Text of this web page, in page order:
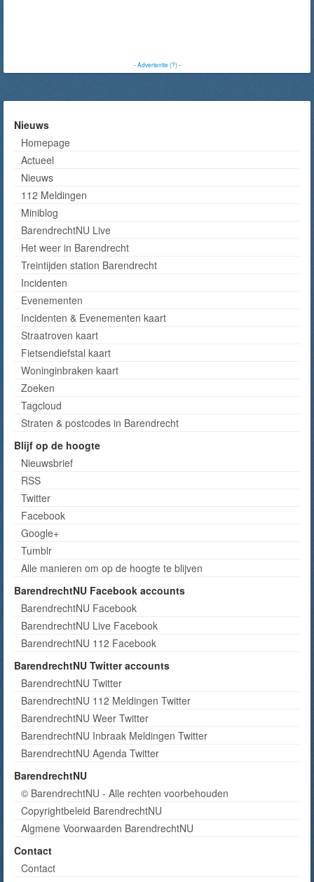
-Advertentie (?)-
Nieuws
Homepage
Actueel
Nieuws
112 Meldingen
Miniblog
BarendrechtNU Live
Het weer in Barendrecht
Treintijden station Barendrecht
Incidenten
Evenementen
Incidenten & Evenementen kaart
Straatroven kaart
Fietsendiefstal kaart
Woninginbraken kaart
Zoeken
Tagcloud
Straten & postcodes in Barendrecht
Blijf op de hoogte
Nieuwsbrief
RSS
Twitter
Facebook
Google+
Tumblr
Alle manieren om op de hoogte te blijven
BarendrechtNU Facebook accounts
BarendrechtNU Facebook
BarendrechtNU Live Facebook
BarendrechtNU 112 Facebook
BarendrechtNU Twitter accounts
BarendrechtNU Twitter
BarendrechtNU 112 Meldingen Twitter
BarendrechtNU Weer Twitter
BarendrechtNU Inbraak Meldingen Twitter
BarendrechtNU Agenda Twitter
BarendrechtNU
© BarendrechtNU - Alle rechten voorbehouden
Copyrightbeleid BarendrechtNU
Algmene Voorwaarden BarendrechtNU
Contact
Contact